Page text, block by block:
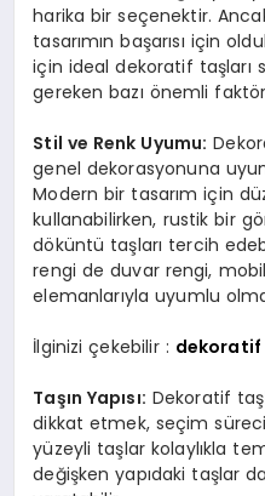
harika bir seçenektir.
tasarımın başarısı için
için ideal dekoratif taşları
gereken bazı önemli
Stil ve Renk Uyumu:
genel dekorasyonuna
Modern bir tasarım için
kullanabilirken, rustik bir
döküntü taşları tercih
rengi de duvar rengi,
elemanlarıyla uyumlu
İlginizi çekebilir : dekoratif
Taşın Yapısı: Dekoratif
dikkat etmek, seçim
yüzeyli taşlar kolaylıkla
değişken yapıdaki taşlar